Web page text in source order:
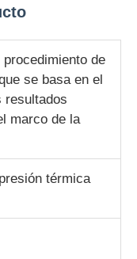
de
se basa en el
resultados
marco de la
térmica